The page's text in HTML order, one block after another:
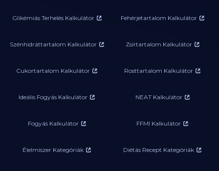
Glikémiás Terhelés Kalkulátor Fehérjetartalom Kalkulátor
Szénhidráttartalom Kalkulátor Zsírtartalom Kalkulátor
Cukortartalom Kalkulátor Rosttartalom Kalkulátor
Ideális Fogyás Kalkulátor NEAT Kalkulátor
Fogyás Kalkulátor FFMI Kalkulátor
Élelmiszer Kategóriák Diétás Recept Kategóriák